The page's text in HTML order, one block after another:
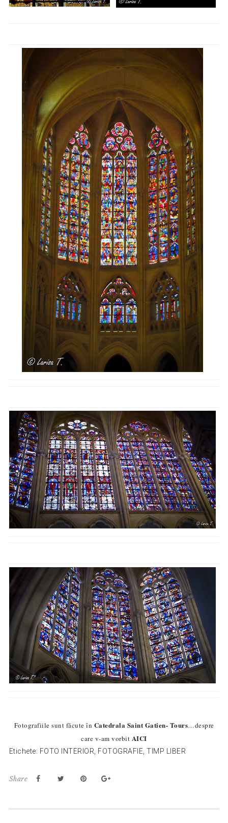
Fotografiile sunt făcute în Catedrala Saint Gatien- Tours…despre
care v-am vorbit AICI
Etichete: FOTO INTERIOR FOTOGRAFIE ,TIMP LIBER
Share